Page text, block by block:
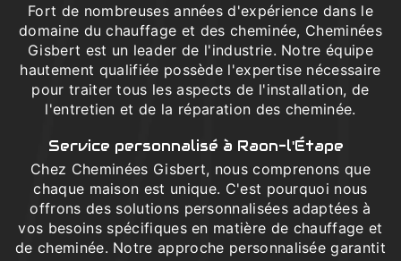
Fort de nombreuses années d'expérience dans le
domaine du chauffage et des cheminée, Cheminées
Gisbert est un leader de l'industrie. Notre équipe
hautement qualifiée possède l'expertise nécessaire
pour traiter tous les aspects de l'installation, de
l'entretien et de la réparation des cheminée.
Service personnalisé à Raon-l'Étape
Chez Cheminées Gisbert, nous comprenons que
chaque maison est unique. C'est pourquoi nous
offrons des solutions personnalisées adaptées à
vos besoins spécifiques en matière de chauffage et
de cheminée. Notre approche personnalisée garantit